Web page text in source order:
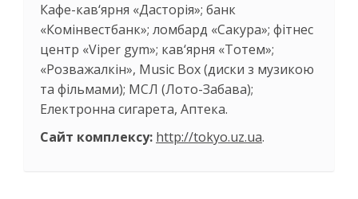
Кафе-кав‘ярня «Дасторія»; банк
«Комінвестбанк»; ломбард «Сакура»; фітнес
центр «Viper gym»; кав‘ярня «Тотем»;
«Розважалкін», Music Box (диски з музикою
та фільмами); МСЛ (Лото-Забава);
Електронна сигарета, Аптека.
Сайт комплексу: http://tokyo.uz.ua.